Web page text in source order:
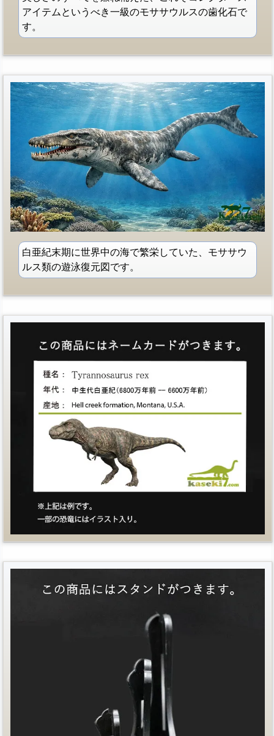
アイテムというべき一級のモササウルスの歯化石で
す。
白亜紀末期に世界中の海で繁栄していた、モササウ
ルス類の遊泳復元図です。